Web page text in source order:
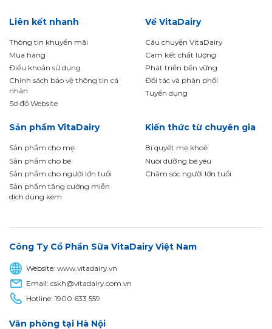
Liên kết nhanh
Thông tin khuyến mãi
Mua hàng
Điều khoản sử dụng
Chính sách bảo vệ thông tin cá
nhân
Sơ đồ Website
Về VitaDairy
Câu chuyện VitaDairy
Cam kết chất lượng
Phát triển bền vững
Đối tác và phân phối
Tuyển dụng
Sản phẩm VitaDairy
Sản phẩm cho mẹ
Sản phẩm cho bé
Sản phẩm cho người lớn tuổi
Sản phẩm tăng cường miễn
dịch dùng kèm
Kiến thức từ chuyên gia
Bí quyết mẹ khoẻ
Nuôi dưỡng bé yêu
Chăm sóc người lớn tuổi
Công Ty Cổ Phần Sữa VitaDairy Việt Nam
Website:www.vitadairy.vn
Email:cskh@vitadairy.com.vn
Hotline:1900 633 559
Văn phòng tại Hà Nội